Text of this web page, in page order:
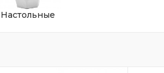
Настольные